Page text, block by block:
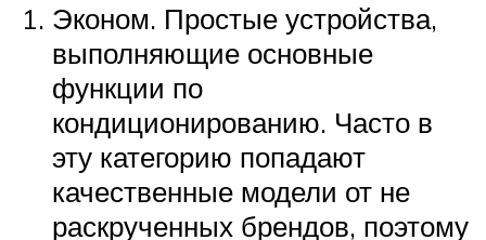
Эконом. Простые устройства,
выполняющие основные
функции по
кондиционированию. Часто в
эту категорию попадают
качественные модели от не
раскрученных брендов, поэтому